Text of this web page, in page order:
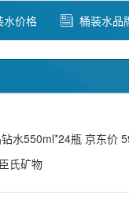
水价格 桶装水品
水550ml*24瓶 京东价
氏矿物